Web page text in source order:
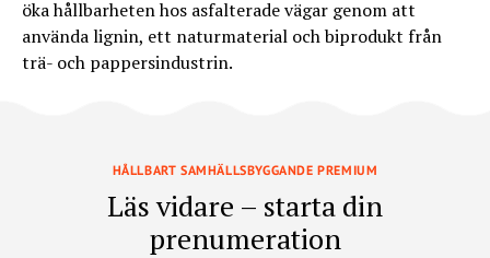
öka hållbarheten hos asfalterade vägar genom att
använda lignin, ett naturmaterial och biprodukt från
trä- och pappersindustrin.
HÅLLBART SAMHÄLLSBYGGANDE PREMIUM
Läs vidare – starta din
prenumeration